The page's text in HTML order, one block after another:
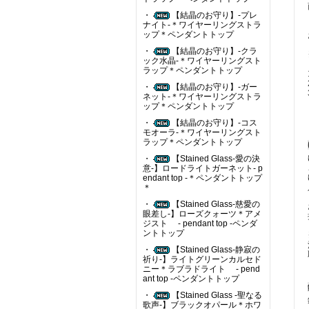
・
【結晶のお守り】-プレ
ナイト-＊ワイヤーリングストラ
ップ＊ペンダントトップ
・
【結晶のお守り】-クラ
ック水晶-＊ワイヤーリングスト
ラップ＊ペンダントトップ
・
【結晶のお守り】-ガー
ネット-＊ワイヤーリングストラ
ップ＊ペンダントトップ
・
【結晶のお守り】-コス
モオーラ-＊ワイヤーリングスト
ラップ＊ペンダントトップ
・
【Stained Glass-愛の決
意-】ロードライトガーネット- p
endant top -＊ペンダントトップ
＊
・
【Stained Glass-慈愛の
眼差し-】ローズクォーツ＊アメ
ジスト - pendant top -ペンダ
ントトップ
・
【Stained Glass-静寂の
祈り-】ライトグリーンカルセド
ニー＊ラブラドライト - pend
ant top -ペンダントトップ
・
【Stained Glass -聖なる
歌声-】ブラックオパール＊ホワ